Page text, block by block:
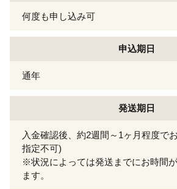
何度も申し込み可
申込期日
通年
発送期日
入金確認後、約2週間～1ヶ月程度で
指定不可)
※状況によっては発送までにお時間
ます。